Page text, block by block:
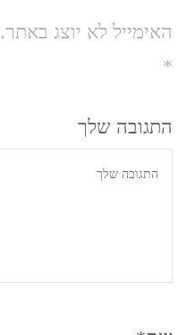
האימייל לא יוצג באתר.
*
התגובה שלך